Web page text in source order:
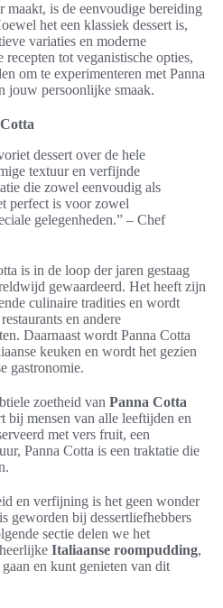
maakt, is de eenvoudige bereiding
het een klassiek dessert is,
variaties en moderne
tot veganistische opties,
om te experimenteren met Panna
jouw persoonlijke smaak.
dessert over de hele
textuur en verfijnde
die zowel eenvoudig als
perfect is voor zowel
gelegenheden.” – Chef
is in de loop der jaren gestaag
gewaardeerd. Het heeft zijn
culinaire tradities en wordt
en andere
Daarnaast wordt Panna Cotta
keuken en wordt het gezien
gastronomie.
zoetheid van Panna Cotta
bij mensen van alle leeftijden en
met vers fruit, een
Panna Cotta is een traktatie die
en verfijning is het geen wonder
geworden bij dessertliefhebbers
sectie delen we het
Italiaanse roompudding,
en kunt genieten van dit